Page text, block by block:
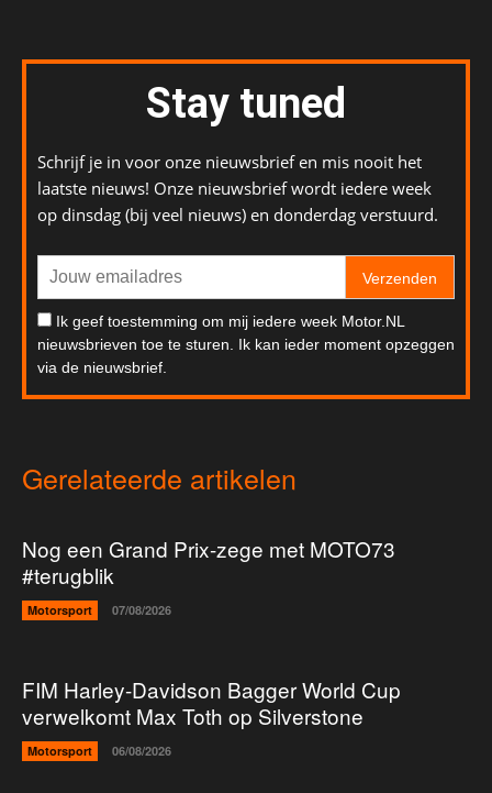
Stay tuned
Schrijf je in voor onze nieuwsbrief en mis nooit het
laatste nieuws! Onze nieuwsbrief wordt iedere week
op dinsdag (bij veel nieuws) en donderdag verstuurd.
Verzenden
Ik geef toestemming om mij iedere week Motor.NL
nieuwsbrieven toe te sturen. Ik kan ieder moment opzeggen
via de nieuwsbrief.
Gerelateerde artikelen
Nog een Grand Prix-zege met MOTO73
#terugblik
Motorsport 07/08/2026
FIM Harley-Davidson Bagger World Cup
verwelkomt Max Toth op Silverstone
Motorsport 06/08/2026